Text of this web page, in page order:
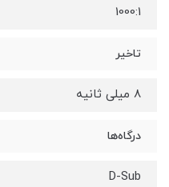
1000:1
تاخیر
8 میلی ثانیه
درگاه‌ها
D-Sub